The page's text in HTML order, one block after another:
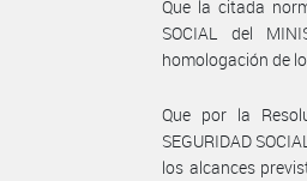
Que la citada
SOCIAL del
homologación de
Que por la
SEGURIDAD
los alcances